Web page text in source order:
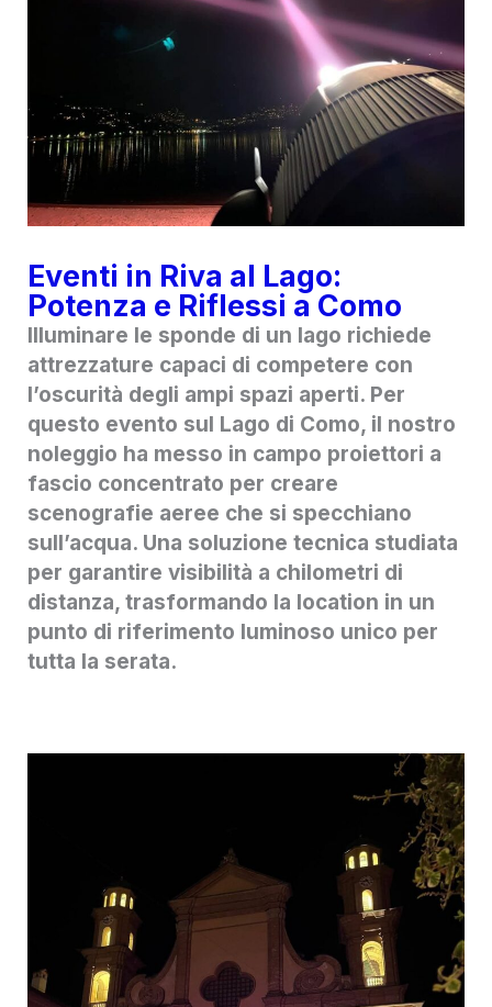
Eventi in Riva al Lago:
Potenza e Riflessi a Como
Illuminare le sponde di un lago richiede
attrezzature capaci di competere con
l’oscurità degli ampi spazi aperti. Per
questo evento sul Lago di Como, il nostro
noleggio ha messo in campo proiettori a
fascio concentrato per creare
scenografie aeree che si specchiano
sull’acqua. Una soluzione tecnica studiata
per garantire visibilità a chilometri di
distanza, trasformando la location in un
punto di riferimento luminoso unico per
tutta la serata.